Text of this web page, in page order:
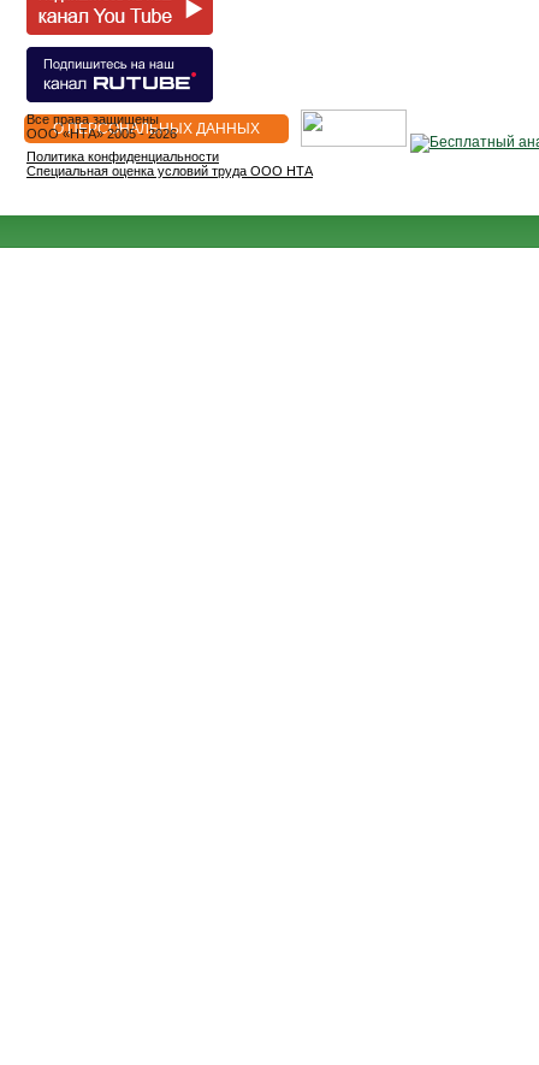
О ПЕРСОНАЛЬНЫХ ДАННЫХ
Все права защищены
OOO «НТА» 2005 - 2026
Политика конфиденциальности
Специальная оценка условий труда ООО НТА